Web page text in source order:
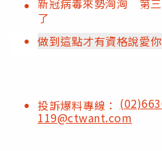
新冠病毒來勢洶洶 第
了
做到這點才有資格說愛你
投訴爆料專線：
119@ctwant.com